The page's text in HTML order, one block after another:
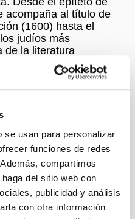
se usan para personalizar
funciones de redes
compartimos
del sitio web con
publicidad y análisis
con otra información
acompaña al título de
(1600) hasta el
judíos más
de la literatura
y relativo que
etiquetas y
que se podrá ver en
por el panorama actual
un contexto de